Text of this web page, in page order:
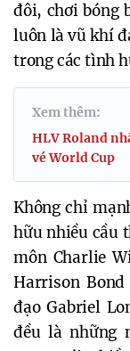
đôi, chơi bóng
luôn là vũ khí
trong các tình
Xem thêm:
HLV Roland
vé World Cup
Không chỉ
hữu nhiều cầu
môn Charlie
Harrison
đạo Gabriel
đều là những